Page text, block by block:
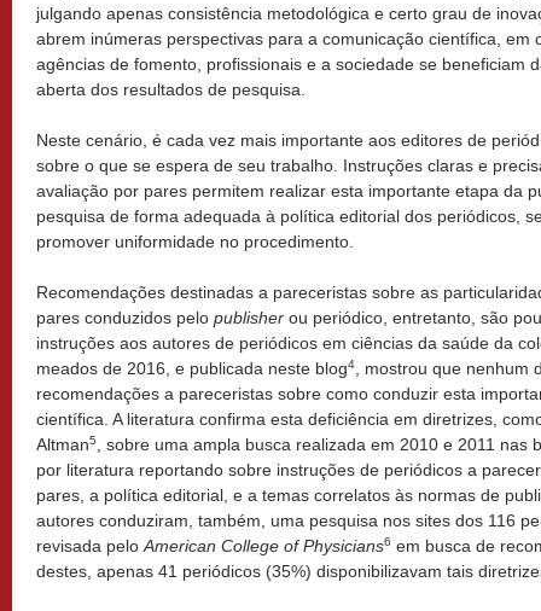
julgando apenas consistência metodológica e certo grau de
abrem inúmeras perspectivas para a comunicação científica, em
agências de fomento, profissionais e a sociedade se beneficiam
aberta dos resultados de pesquisa.
Neste cenário, é cada vez mais importante aos editores de
sobre o que se espera de seu trabalho. Instruções claras e
avaliação por pares permitem realizar esta importante etapa da
pesquisa de forma adequada à política editorial dos periódicos,
promover uniformidade no procedimento.
Recomendações destinadas a pareceristas sobre as
pares conduzidos pelo publisher ou periódico, entretanto, são
instruções aos autores de periódicos em ciências da saúde da
meados de 2016, e publicada neste blog4
, mostrou que nenhum
recomendações a pareceristas sobre como conduzir esta
científica. A literatura confirma esta deficiência em diretrizes,
Altman5
, sobre uma ampla busca realizada em 2010 e 2011
por literatura reportando sobre instruções de periódicos a
pares, a política editorial, e a temas correlatos às normas de
autores conduziram, também, uma pesquisa nos sites dos 116
revisada pelo American College of Physicians6 em busca de
destes, apenas 41 periódicos (35%) disponibilizavam tais